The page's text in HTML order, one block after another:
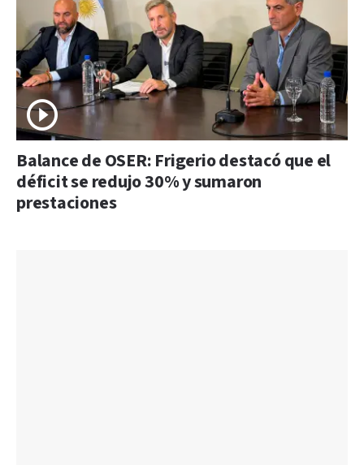
Balance de OSER: Frigerio destacó que el
déficit se redujo 30% y sumaron
prestaciones